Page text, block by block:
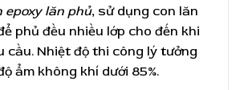
epoxy lăn phủ, sử dụng con lăn
phủ đều nhiều lớp cho đến khi
cầu. Nhiệt độ thi công lý tưởng
ẩm không khí dưới 85%.